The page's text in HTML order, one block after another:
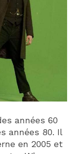
années 60
années 80. Il
en 2005 et